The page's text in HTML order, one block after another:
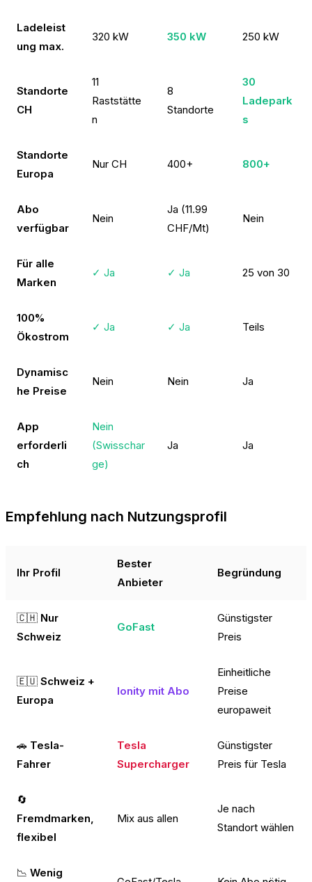
Ladeleist
ung max.
320 kW 350 kW 250 kW
Standorte
CH
11
Raststätte
n
8
Standorte
30
Ladepark
s
Standorte
Europa
Nur CH 400+ 800+
Abo
verfügbar
Nein
Ja (11.99
CHF/Mt)
Nein
Für alle
Marken
✓ Ja ✓ Ja 25 von 30
100%
Ökostrom
✓ Ja ✓ Ja Teils
Dynamisc
he Preise
Nein Nein Ja
App
erforderli
ch
Nein
(Swisschar
ge)
Ja Ja
Empfehlung nach Nutzungsprofil
Ihr Profil
Bester
Anbieter
Begründung
🇨🇭 Nur
Schweiz
GoFast
Günstigster
Preis
🇪🇺 Schweiz +
Europa
Ionity mit Abo
Einheitliche
Preise
europaweit
🚗 Tesla-
Fahrer
Tesla
Supercharger
Günstigster
Preis für Tesla
🔄
Fremdmarken,
flexibel
Mix aus allen
Je nach
Standort wählen
📉 Wenig